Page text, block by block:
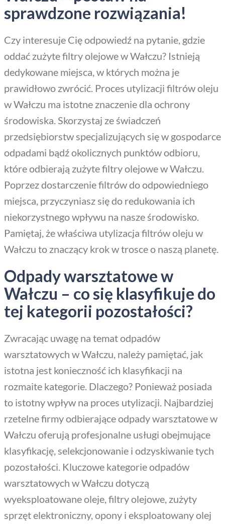
sprawdzone rozwiązania!
Czy interesuje Cię odpowiedź na pytanie, gdzie
oddać zużyte filtry olejowe w Wałczu? Istnieją
dedykowane miejsca, w których można je
prawidłowo zwrócić. Proces utylizacji filtrów oleju
w Wałczu ma istotne znaczenie dla ochrony
środowiska. Skorzystaj ze świadczeń
przedsiębiorstw specjalizujących się w gospodarce
odpadami bądź okolicznych punktów odbioru,
które odbierają zużyte filtry olejowe w Wałczu.
Poprzez dostarczenie filtrów do odpowiedniego
miejsca, przyczyniasz się do redukowania ich
niekorzystnego wpływu na nasze środowisko.
Pamiętaj, że właściwa utylizacja filtrów oleju w
Wałczu to znaczący krok w trosce o naszą planetę.
Odpady warsztatowe w
Wałczu – co się klasyfikuje do
tej kategorii pozostałości?
Zwracając uwagę na temat odpadów
warsztatowych w Wałczu, należy pamiętać, jak
istotna jest konieczność ich klasyfikacji na
rozmaite kategorie. Dlaczego? Ponieważ posiada
to istotny wpływ na proces utylizacji. Najbardziej
rzetelne firmy odbierające odpady warsztatowe w
Wałczu oferują profesjonalne usługi obejmujące
klasyfikację, selekcjonowanie i odzyskiwanie tych
pozostałości. Kluczowe kategorie odpadów
warsztatowych w Wałczu dotyczą
wyeksploatowane oleje, filtry olejowe, zużyty
sprzęt elektroniczny, opony i eksploatowany olej